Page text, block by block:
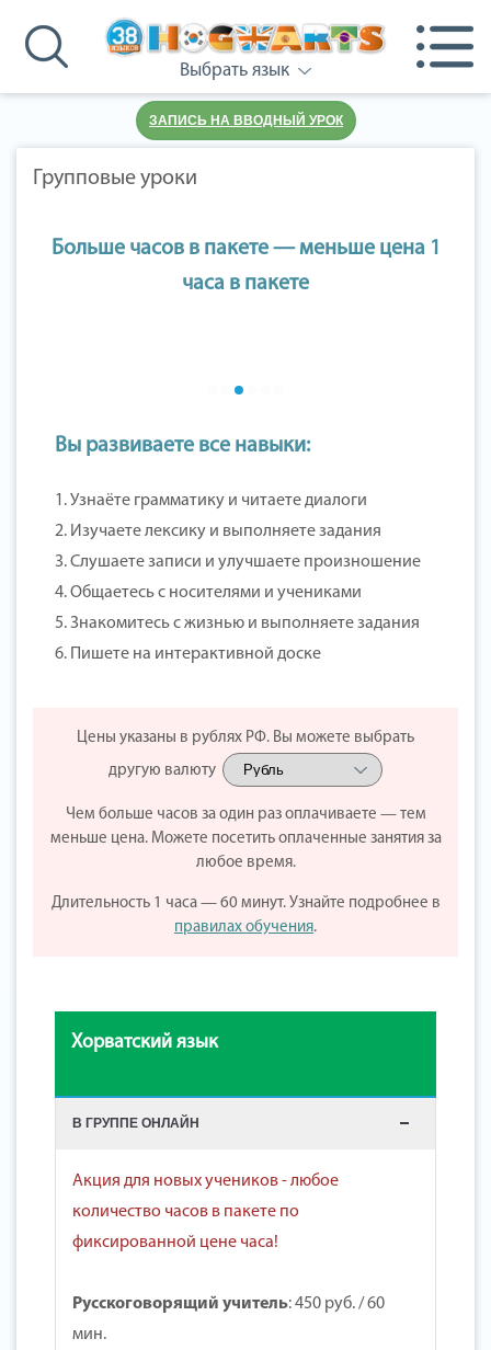
Выбрать язык
ЗАПИСЬ НА ВВОДНЫЙ УРОК
Групповые уроки
Больше часов в пакете — меньше цена 1
часа в пакете
Вы развиваете все навыки:
1. Узнаёте грамматику и читаете диалоги
2. Изучаете лексику и выполняете задания
3. Слушаете записи и улучшаете произношение
4. Общаетесь с носителями и учениками
5. Знакомитесь с жизнью и выполняете задания
6. Пишете на интерактивной доске
Цены указаны в рублях РФ. Вы можете выбрать
другую валюту
Чем больше часов за один раз оплачиваете — тем
меньше цена. Можете посетить оплаченные занятия за
любое время.
Длительность 1 часа — 60 минут. Узнайте подробнее в
правилах обучения.
Хорватский язык
В ГРУППЕ ОНЛАЙН
Акция для новых учеников - любое
количество часов в пакете по
фиксированной цене часа!
Русскоговорящий учитель:450 руб./ 60
мин.